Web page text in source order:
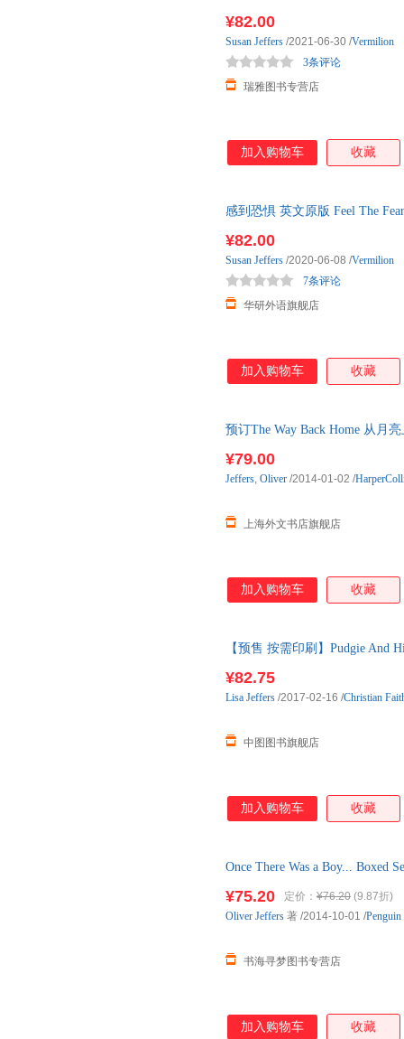
¥82.00
瑞雅图书专营店
3条评论
Susan Jeffers /2021-06-30 /Vermilion
加入购物车 收藏
感到恐惧 英文原版 Feel The
¥82.00
华研外语旗舰店
7条评论
Susan Jeffers /2020-06-08 /Vermilion
加入购物车 收藏
预订The Way Back Home 从月
¥79.00
上海外文书店旗舰店
Jeffers, Oliver /2014-01-02 /
加入购物车 收藏
【预售 按需印刷】Pudgie And
¥82.75
中图图书旗舰店
Lisa Jeffers /2017-02-16 /Christian
加入购物车 收藏
Once There Was a Boy... Boxed
¥75.20 定价： ¥76.20 (9.87折)
书海寻梦图书专营店
Oliver Jeffers 著 /2014-10-01 /Penguin
加入购物车 收藏